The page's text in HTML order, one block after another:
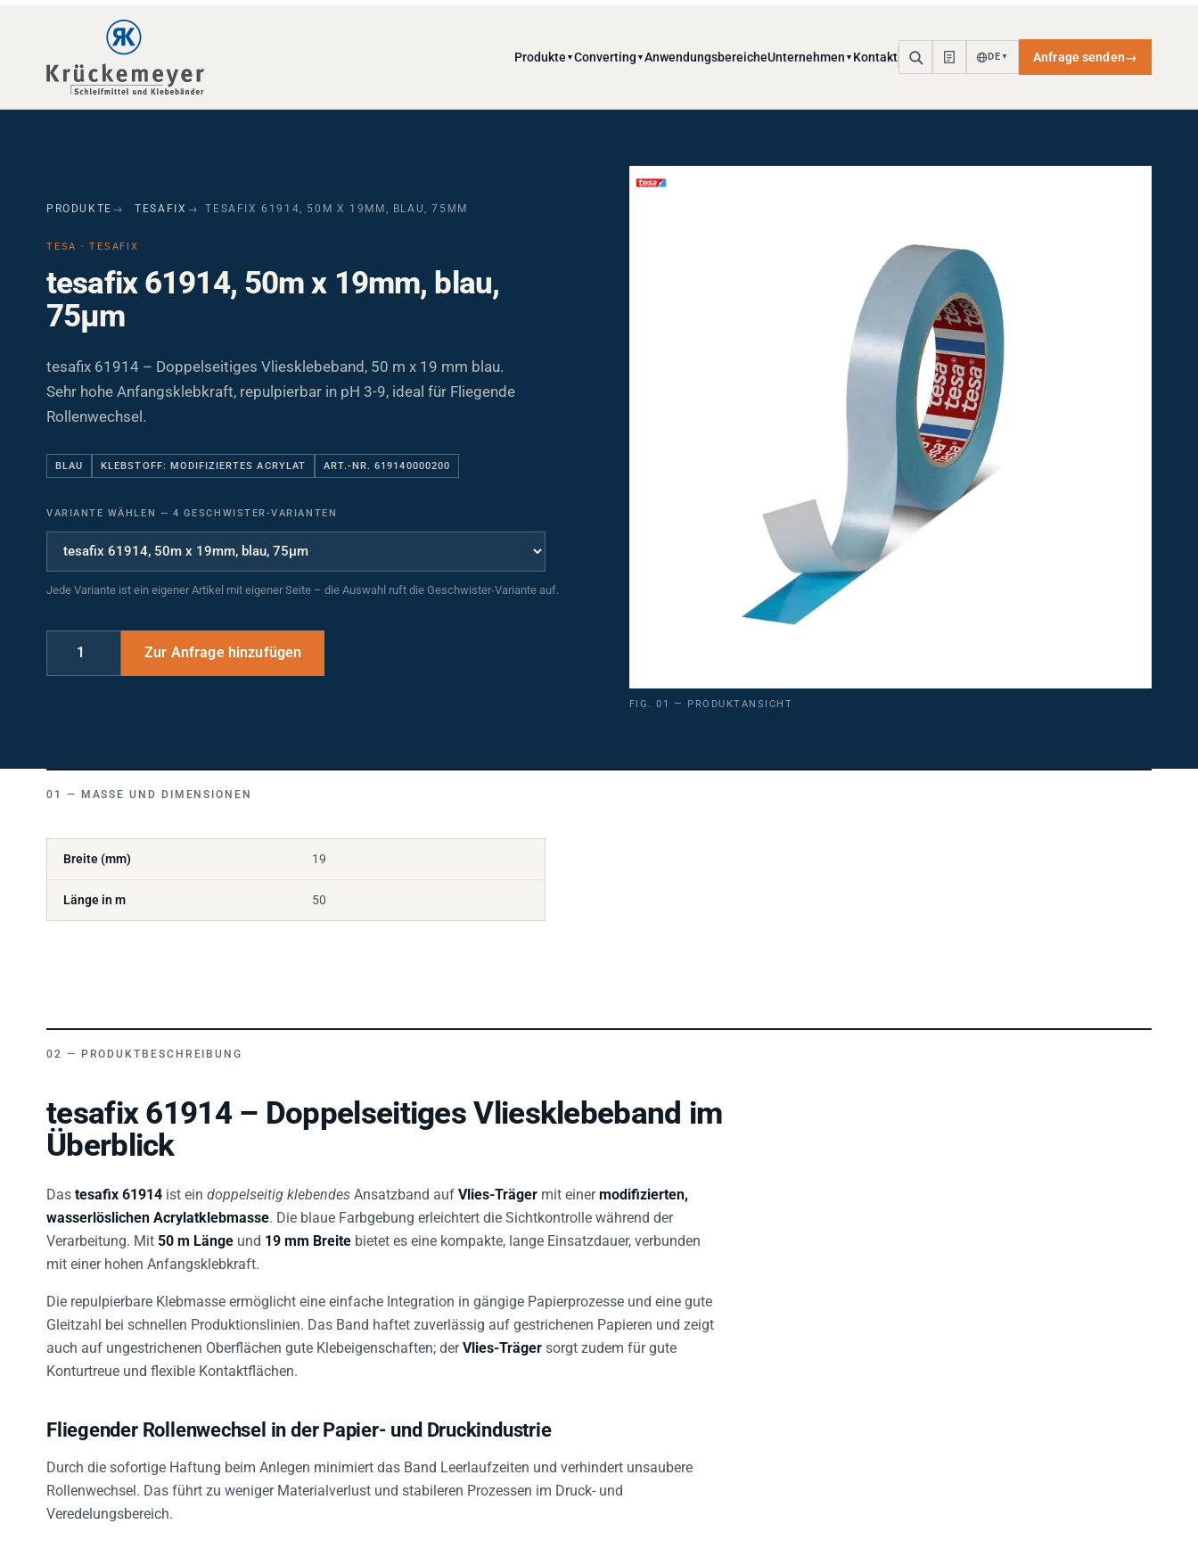
Produkte Converting AnwendungsbereicheUnternehmen Kontakt DE Anfrage senden
PRODUKTE TESAFIX TESAFIX 61914, 50M X 19MM, BLAU, 75ΜM
TESA · TESAFIX
tesafix 61914, 50m x 19mm, blau,
75µm
tesafix 61914 – Doppelseitiges Vliesklebeband, 50 m x 19 mm blau.
Sehr hohe Anfangsklebkraft, repulpierbar in pH 3-9, ideal für Fliegende
Rollenwechsel.
BLAU KLEBSTOFF: MODIFIZIERTES ACRYLAT ART.-NR. 619140000200
VARIANTE WÄHLEN 4 GESCHWISTER-VARIANTEN
Jede Variante ist ein eigener Artikel mit eigener Seite – die Auswahl ruft die Geschwister-Variante auf.
FIG. 01 — PRODUKTANSICHT
MASSE UND DIMENSIONEN
Breite (mm) 19
Länge in m 50
PRODUKTBESCHREIBUNG
tesafix 61914 – Doppelseitiges Vliesklebeband im
Überblick
Das tesafix 61914 ist ein doppelseitig klebendes Ansatzband auf Vlies-Träger mit einermodifizierten,
wasserlöslichen Acrylatklebmasse . Die blaue Farbgebung erleichtert die Sichtkontrolle während der
Verarbeitung. Mit 50 m Länge und 19 mm Breite bietet es eine kompakte, lange Einsatzdauer, verbunden
mit einer hohen Anfangsklebkraft.
Die repulpierbare Klebmasse ermöglicht eine einfache Integration in gängige Papierprozesse und eine gute
Gleitzahl bei schnellen Produktionslinien. Das Band haftet zuverlässig auf gestrichenen Papieren und zeigt
auch auf ungestrichenen Oberflächen gute Klebeigenschaften; derVlies-Träger sorgt zudem für gute
Konturtreue und flexible Kontaktflächen.
Fliegender Rollenwechsel in der Papier- und Druckindustrie
Durch die sofortige Haftung beim Anlegen minimiert das Band Leerlaufzeiten und verhindert unsaubere
Rollenwechsel. Das führt zu weniger Materialverlust und stabileren Prozessen im Druck- und
Veredelungsbereich.